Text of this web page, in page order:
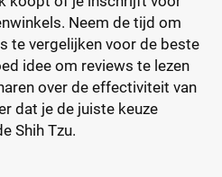
(0)
Neem de tijd om
te vergelijken voor de beste
idee om reviews te lezen
over de effectiviteit van
dat je de juiste keuze
Shih Tzu.